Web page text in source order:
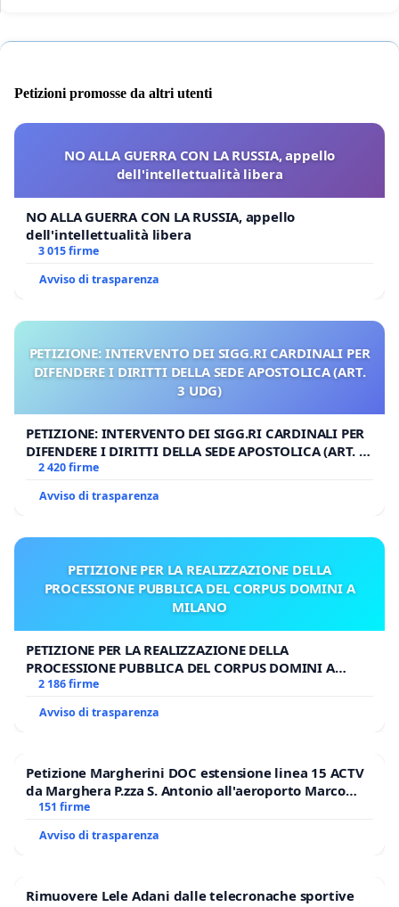
Petizioni promosse da altri utenti
NO ALLA GUERRA CON LA RUSSIA, appello
dell'intellettualità libera
NO ALLA GUERRA CON LA RUSSIA, appello
dell'intellettualità libera
3 015 firme
Avviso di trasparenza
PETIZIONE: INTERVENTO DEI SIGG.RI CARDINALI PER
DIFENDERE I DIRITTI DELLA SEDE APOSTOLICA (ART.
3 UDG)
PETIZIONE: INTERVENTO DEI SIGG.RI CARDINALI PER
DIFENDERE I DIRITTI DELLA SEDE APOSTOLICA (ART. 3
UDG)
2 420 firme
Avviso di trasparenza
PETIZIONE PER LA REALIZZAZIONE DELLA
PROCESSIONE PUBBLICA DEL CORPUS DOMINI A
MILANO
PETIZIONE PER LA REALIZZAZIONE DELLA
PROCESSIONE PUBBLICA DEL CORPUS DOMINI A
MILANO
2 186 firme
Avviso di trasparenza
Petizione Margherini DOC estensione linea 15 ACTV
da Marghera P.zza S. Antonio all'aeroporto Marco
Polo tariffa a € 1,50
151 firme
Avviso di trasparenza
Rimuovere Lele Adani dalle telecronache sportive